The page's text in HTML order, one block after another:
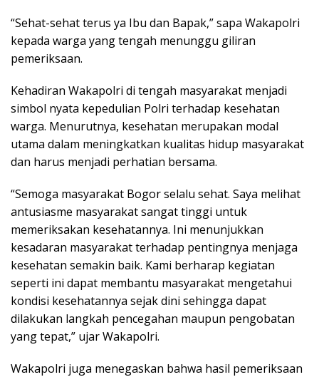
“Sehat-sehat terus ya Ibu dan Bapak,” sapa Wakapolri
kepada warga yang tengah menunggu giliran
pemeriksaan.
Kehadiran Wakapolri di tengah masyarakat menjadi
simbol nyata kepedulian Polri terhadap kesehatan
warga. Menurutnya, kesehatan merupakan modal
utama dalam meningkatkan kualitas hidup masyarakat
dan harus menjadi perhatian bersama.
“Semoga masyarakat Bogor selalu sehat. Saya melihat
antusiasme masyarakat sangat tinggi untuk
memeriksakan kesehatannya. Ini menunjukkan
kesadaran masyarakat terhadap pentingnya menjaga
kesehatan semakin baik. Kami berharap kegiatan
seperti ini dapat membantu masyarakat mengetahui
kondisi kesehatannya sejak dini sehingga dapat
dilakukan langkah pencegahan maupun pengobatan
yang tepat,” ujar Wakapolri.
Wakapolri juga menegaskan bahwa hasil pemeriksaan